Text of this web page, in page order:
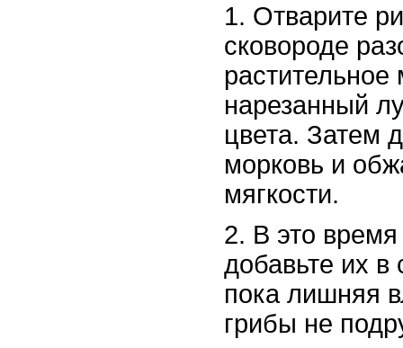
1. Отварите
сковороде
нарезанный
цвета. Затем
морковь и
мягкости.
2. В это
добавьте их в
пока лишняя
грибы не